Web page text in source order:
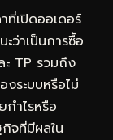
ที่เปิดออเดอร์
ว่าเป็นการซื้อ
ะ TP รวมถึง
งระบบหรือไม่
ำไรหรือ
จที่มีผลใน